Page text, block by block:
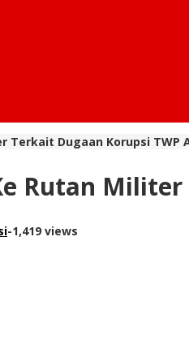
Terkait Dugaan Korupsi TWP
Rutan
-1,419 views